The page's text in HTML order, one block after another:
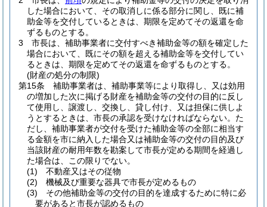
した場合において、その取消しに係る部分に関し、既に補
助金等を交付しているときは、期限を定めてその返還を命
ずるものとする。
3
市長は、補助事業者に交付すべき補助金等の額を確定した
場合において、既にその額を超える補助金等を交付してい
るときは、期限を定めてその返還を命ずるものとする。
(財産の処分の制限)
第15条
補助事業者は、補助事業等により取得し、又は効用
の増加した次に掲げる財産を補助金等の交付の目的に反し
て使用し、譲渡し、交換し、貸し付け、又は担保に供しよ
うとするときは、市長の承認を受けなければならない。 た
だし、補助事業者が交付を受けた補助金等の全部に相当す
る金額を市に納入した場合又は補助金等の交付の目的及び
当該財産の耐用年数を勘案して市長が定める期間を経過し
た場合は、この限りでない。
(1)
不動産又はその従物
(2)
機械及び重要な器具で市長が定めるもの
(3)
その他補助金等の交付の目的を達成するために特に必
要があると市長が認めるもの